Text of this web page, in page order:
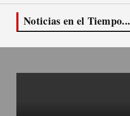
Noticias en el Tiempo...